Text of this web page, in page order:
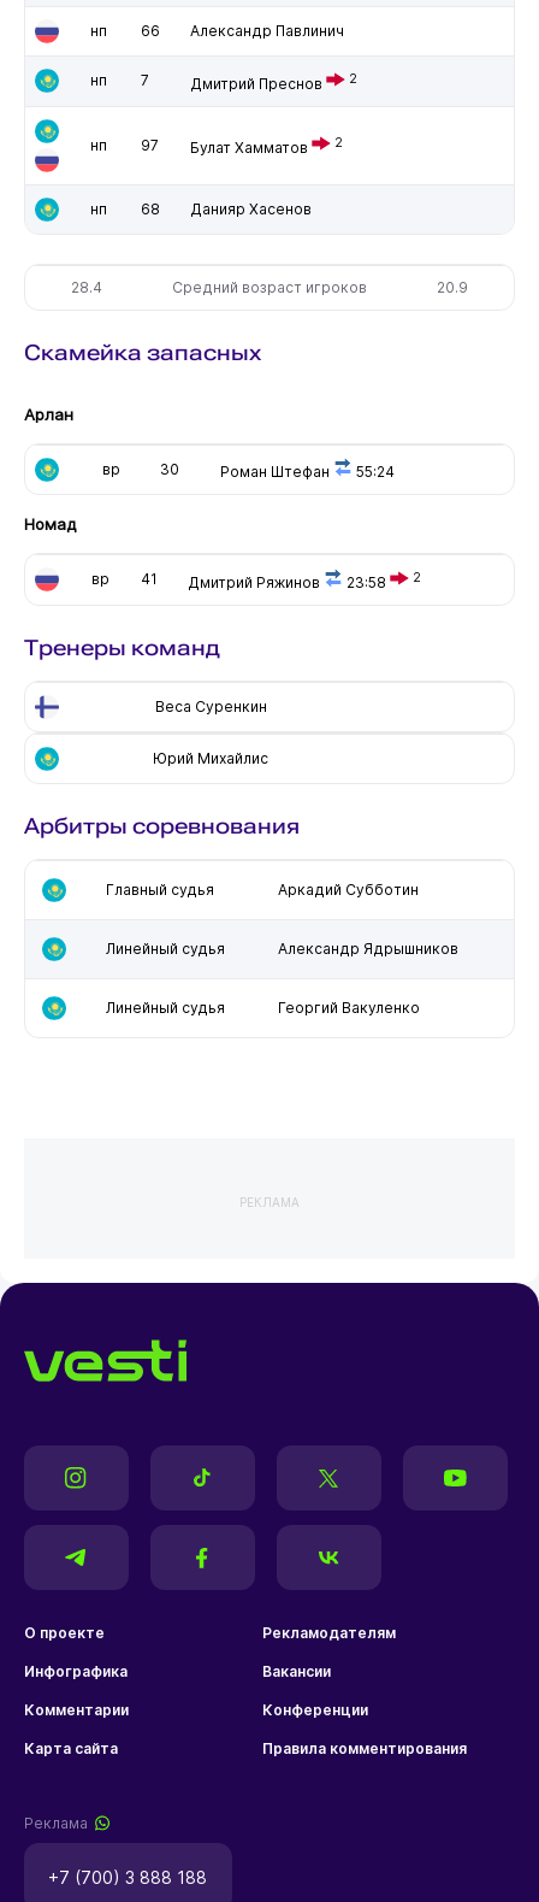
нп 66 Александр Павлинич
нп 7 Дмитрий Преснов 2
нп 97 Булат Хамматов 2
нп 68 Данияр Хасенов
28.4 Средний возраст игроков 20.9
Скамейка запасных
Арлан
вр 30 Роман Штефан 55:24
Номад
вр 41 Дмитрий Ряжинов 23:58 2
Тренеры команд
Веса Суренкин
Юрий Михайлис
Арбитры соревнования
Главный судья Аркадий Субботин
Линейный судья Александр Ядрышников
Линейный судья Георгий Вакуленко
РЕКЛАМА
О проекте Рекламодателям
Инфографика Вакансии
Комментарии Конференции
Карта сайта Правила комментирования
Реклама
+7 (700) 3 888 188